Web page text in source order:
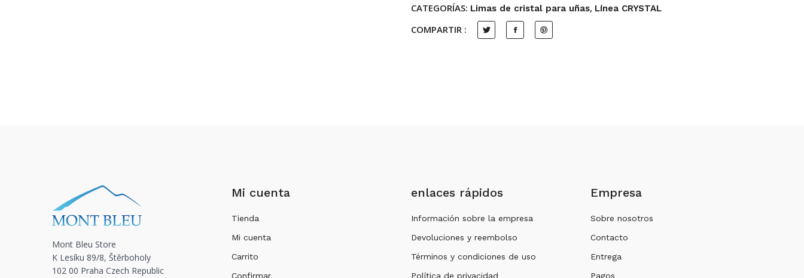
Swarovski
BB-
CATEGORÍAS: Limas de cristal para uñas, Línea CRYSTAL
COMPARTIR :
Mont Bleu Store
K Lesíku 89/8, Štěrboholy
102 00 Praha Czech Republic
Mi cuenta
Tienda
Mi cuenta
Carrito
Confirmar
enlaces rápidos
Información sobre la empresa
Devoluciones y reembolso
Términos y condiciones de uso
Política de privacidad
Empresa
Sobre nosotros
Contacto
Entrega
Pagos